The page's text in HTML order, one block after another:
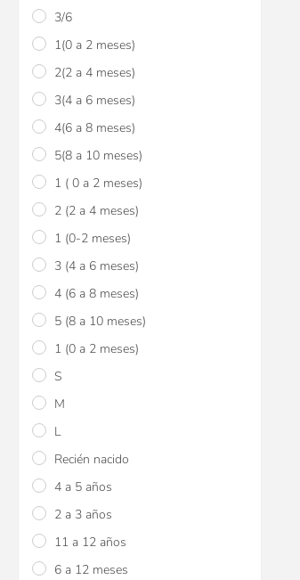
3/6
1(0 a 2 meses)
2(2 a 4 meses)
3(4 a 6 meses)
4(6 a 8 meses)
5(8 a 10 meses)
1 ( 0 a 2 meses)
2 (2 a 4 meses)
1 (0-2 meses)
3 (4 a 6 meses)
4 (6 a 8 meses)
5 (8 a 10 meses)
1 (0 a 2 meses)
S
M
L
Recién nacido
4 a 5 años
2 a 3 años
11 a 12 años
6 a 12 meses